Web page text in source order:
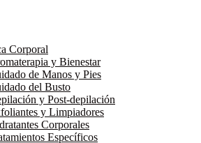
Corporal
y Bienestar
de Manos y Pies
del Busto
y Post-depilación
y Limpiadores
Corporales
Específicos